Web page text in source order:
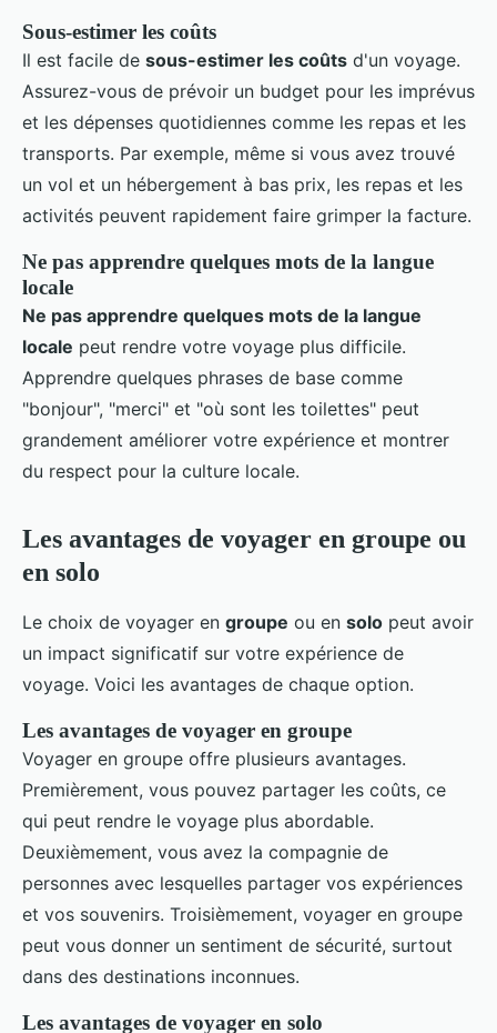
Sous-estimer les coûts
Il est facile de sous-estimer les coûts d'un voyage.
Assurez-vous de prévoir un budget pour les imprévus
et les dépenses quotidiennes comme les repas et les
transports. Par exemple, même si vous avez trouvé
un vol et un hébergement à bas prix, les repas et les
activités peuvent rapidement faire grimper la facture.
Ne pas apprendre quelques mots de la langue
locale
Ne pas apprendre quelques mots de la langue
locale peut rendre votre voyage plus difficile.
Apprendre quelques phrases de base comme
"bonjour", "merci" et "où sont les toilettes" peut
grandement améliorer votre expérience et montrer
du respect pour la culture locale.
Les avantages de voyager en groupe ou
en solo
Le choix de voyager en groupe ou en solo peut avoir
un impact significatif sur votre expérience de
voyage. Voici les avantages de chaque option.
Les avantages de voyager en groupe
Voyager en groupe offre plusieurs avantages.
Premièrement, vous pouvez partager les coûts, ce
qui peut rendre le voyage plus abordable.
Deuxièmement, vous avez la compagnie de
personnes avec lesquelles partager vos expériences
et vos souvenirs. Troisièmement, voyager en groupe
peut vous donner un sentiment de sécurité, surtout
dans des destinations inconnues.
Les avantages de voyager en solo